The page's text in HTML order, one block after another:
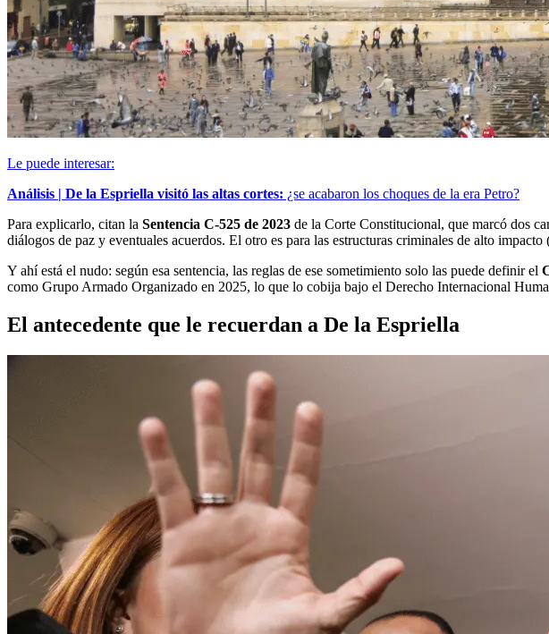
Le puede interesar:
Análisis | De la Espriella visitó las altas cortes: ¿se acabaron los choques de la era Petro?
Para explicarlo, citan la Sentencia C-525 de 2023 de la Corte Constitucional, que marcó dos
diálogos de paz y eventuales acuerdos. El otro es para las estructuras criminales de alto
Y ahí está el nudo: según esa sentencia, las reglas de ese sometimiento solo las puede definir el
como Grupo Armado Organizado en 2025, lo que lo cobija bajo el Derecho Internacional
El antecedente que le recuerdan a De la Espriella